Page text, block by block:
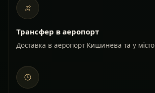
Трансфер в аеропорт
Доставка в аеропорт Кишинева та у місто